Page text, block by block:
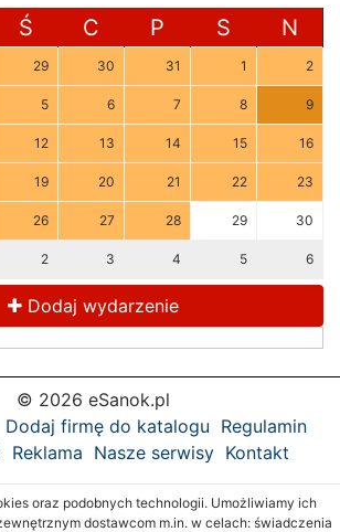
Ś C P S N
29 30 31 1 2
5 6 7 8 9
12 13 14 15 16
19 20 21 22 23
26 27 28 29 30
2 3 4 5 6
Dodaj wydarzenie
© 2026 eSanok.pl
Dodaj firmę do katalogu Regulamin
Reklama Nasze serwisy Kontakt
oraz podobnych technologii. Umożliwiamy ich
dostawcom m.in. w celach: świadczenia